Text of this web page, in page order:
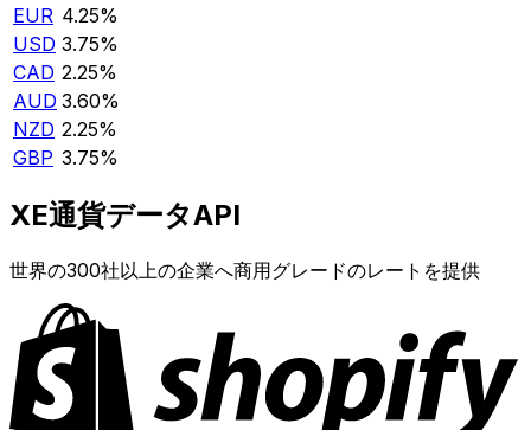
EUR 4.25%
USD 3.75%
CAD 2.25%
AUD 3.60%
NZD 2.25%
GBP 3.75%
XE通貨データAPI
世界の300社以上の企業へ商用グレードのレートを提供